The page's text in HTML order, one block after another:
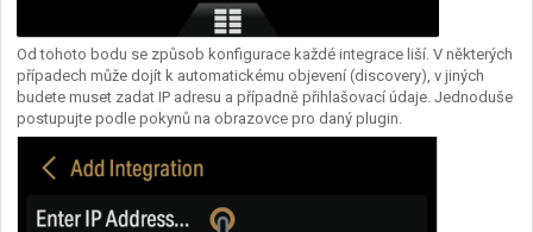
Od tohoto bodu se způsob konfigurace každé integrace liší. V některých
případech může dojít k automatickému objevení (discovery), v jiných
budete muset zadat IP adresu a případně přihlašovací údaje. Jednoduše
postupujte podle pokynů na obrazovce pro daný plugin.